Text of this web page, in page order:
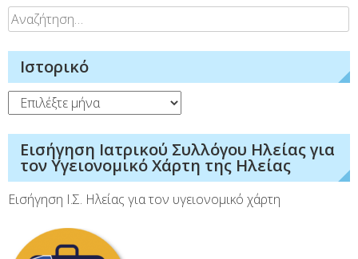
Αναζήτηση
για:
Ιστορικό
Ιστορικό
Εισήγηση Ιατρικού Συλλόγου Ηλείας για
τον Υγειονομικό Χάρτη της Ηλείας
Εισήγηση Ι.Σ. Ηλείας για τον υγειονομικό χάρτη